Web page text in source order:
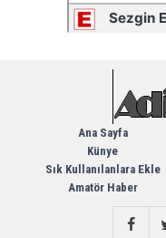
Ana Sayfa
Künye
Sık Kullanılanlara Ekle
Amatör Haber